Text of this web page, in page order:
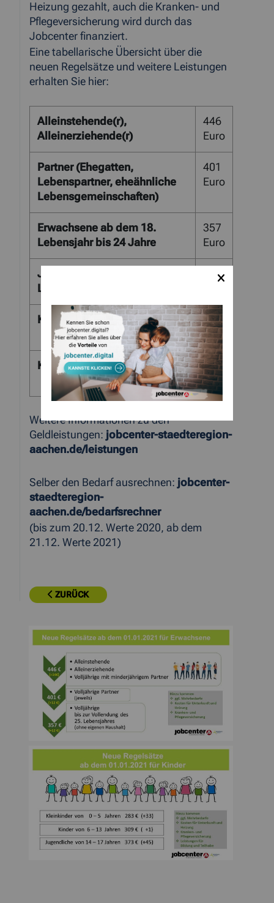
Heizung gezahlt, auch die Kranken- und
Pflegeversicherung wird durch das
Jobcenter finanziert.
Eine tabellarische Übersicht über die
neuen Regelsätze und weitere Leistungen
erhalten Sie hier:
Alleinstehende(r),
Alleinerziehende(r)
446
Euro
Partner (Ehegatten,
Lebenspartner, eheähnliche
Lebensgemeinschaften)
401
Euro
Erwachsene ab dem 18.
Lebensjahr bis 24 Jahre
357
Euro
Jugendliche ab dem 14.
Lebensjahr bis 17 Jahre
373
Kinder von 6 bis 13 Jahre
309
Euro
Kinder 0 bis 5 Jahre
283
Euro
Weitere Informationen zu den
Geldleistungen: jobcenter-staedteregion-
aachen.de/leistungen
Selber den Bedarf ausrechnen: jobcenter-
staedteregion-
aachen.de/bedarfsrechner
(bis zum 20.12. Werte 2020, ab dem
21.12. Werte 2021)
ZURÜCK